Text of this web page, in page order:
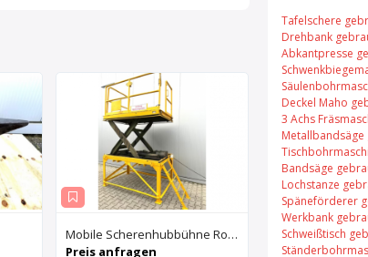
Mobile Scherenhubbühne Rothe Benkmann
Preis anfragen
Tafelschere
Drehbank
Abkantpresse
Deckel Maho
3 Achs
Bandsäge
Lochstanze
Späneförderer
Werkbank
Schweißtisch